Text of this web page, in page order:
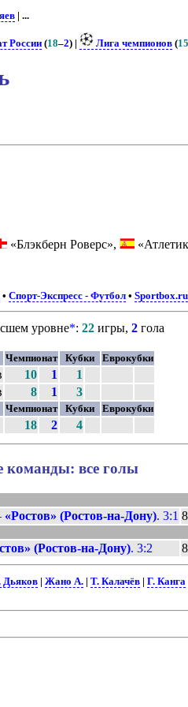
| ...
России (18–2) | Лига чемпионов (
«Блэкберн Роверс»,
•Спорт-Экспресс - Футбол •Sportbox.ru
уровне*: 22игры, 2гола
Чемпионат Кубки Еврокубки
10 1
1
8 1 3
Чемпионат Кубки Еврокубки
18 2 4
команды: все голы
«Ростов» (Ростов-на-Дону). 3:1
(Ростов-на-Дону). 3:2
Дьяков| Жано А.| Т. Калачёв| Г. Канга|